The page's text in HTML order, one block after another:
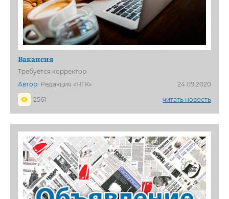
Вакансия
Требуется корректор
Автор: Редакция «НГК»
24.09.2020
2561
читать новость